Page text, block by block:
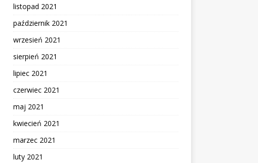
listopad 2021
październik 2021
wrzesień 2021
sierpień 2021
lipiec 2021
czerwiec 2021
maj 2021
kwiecień 2021
marzec 2021
luty 2021